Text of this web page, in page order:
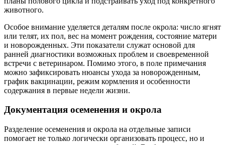
животного.
Особое внимание уделяется деталям после окрола: число ягнят
или телят, их пол, вес на момент рождения, состояние матери
и новорожденных. Эти показатели служат основой для
ранней диагностики возможных проблем и своевременной
встречи с ветеринаром. Помимо этого, в поле примечания
можно зафиксировать нюансы ухода за новорожденным,
график вакцинации, режим кормления и особенности
содержания в первые недели жизни.
Документация осеменения и окрола
Разделение осеменения и окрола на отдельные записи
помогает не только логически организовать процесс, но и